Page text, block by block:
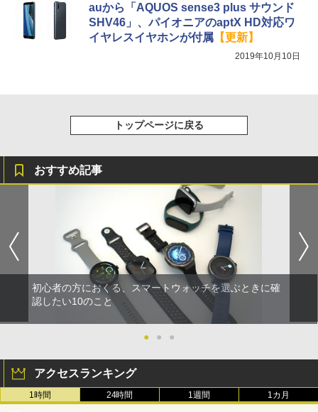
auから「AQUOS sense3 plus サウンド
SHV46」、パイオニアのaptX HD対応ワ
イヤレスイヤホンが付属【更新】
2019年10月10日
トップページに戻る
おすすめ記事
初心者の方におくる、スマートウォッチを選ぶときに確
認したい10のこと
● ● ●
アクセスランキング
1時間 24時間 1週間 1カ月